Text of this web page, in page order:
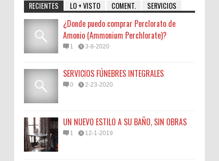
RECIENTES LO + VISTO COMENT. SERVICIOS
¿Donde puedo comprar Perclorato de
Amonio (Ammonium Perchlorate)?
1 3-8-2020
SERVICIOS FÚNEBRES INTEGRALES
0 2-23-2020
UN NUEVO ESTILO A SU BAÑO, SIN OBRAS
1 12-1-2019